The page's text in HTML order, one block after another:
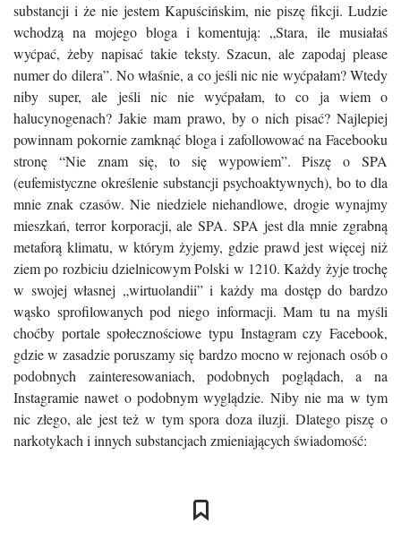
substancji i że nie jestem Kapuścińskim, nie piszę fikcji. Ludzie
wchodzą na mojego bloga i komentują: „Stara, ile musiałaś
wyćpać, żeby napisać takie teksty. Szacun, ale zapodaj please
numer do dilera”. No właśnie, a co jeśli nic nie wyćpałam? Wtedy
niby super, ale jeśli nic nie wyćpałam, to co ja wiem o
halucynogenach? Jakie mam prawo, by o nich pisać? Najlepiej
powinnam pokornie zamknąć bloga i zafollowować na Facebooku
stronę “Nie znam się, to się wypowiem”. Piszę o SPA
(eufemistyczne określenie substancji psychoaktywnych), bo to dla
mnie znak czasów. Nie niedziele niehandlowe, drogie wynajmy
mieszkań, terror korporacji, ale SPA. SPA jest dla mnie zgrabną
metaforą klimatu, w którym żyjemy, gdzie prawd jest więcej niż
ziem po rozbiciu dzielnicowym Polski w 1210. Każdy żyje trochę
w swojej własnej „wirtuolandii” i każdy ma dostęp do bardzo
wąsko sprofilowanych pod niego informacji. Mam tu na myśli
choćby portale społecznościowe typu Instagram czy Facebook,
gdzie w zasadzie poruszamy się bardzo mocno w rejonach osób o
podobnych zainteresowaniach, podobnych poglądach, a na
Instagramie nawet o podobnym wyglądzie. Niby nie ma w tym
nic złego, ale jest też w tym spora doza iluzji. Dlatego piszę o
narkotykach i innych substancjach zmieniających świadomość: